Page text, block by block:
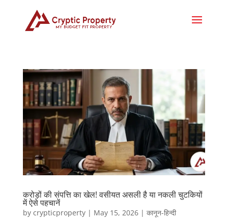
करोड़ों की संपत्ति का खेल! वसीयत असली है या नकली चुटकियों
में ऐसे पहचानें
by crypticproperty| May 15, 2026| कानून-हिन्दी